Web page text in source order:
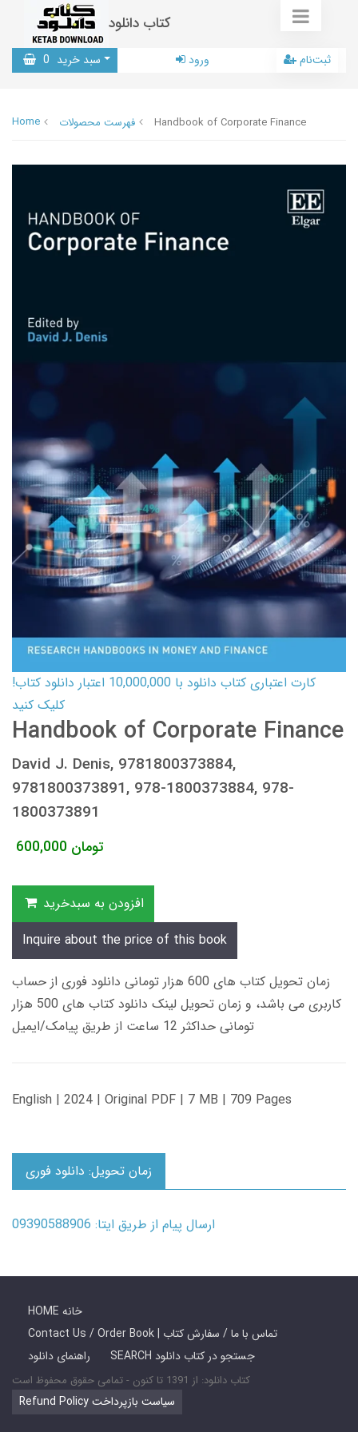
کتاب دانلود
سبد خرید 0 ورود ثبت‌نام
Home فهرست محصولات Handbook of Corporate Finance
کارت اعتباری کتاب دانلود با 10,000,000 اعتبار دانلود کتاب!
کلیک کنید
Handbook of Corporate Finance
David J. Denis, 9781800373884,
9781800373891, 978-1800373884, 978-
1800373891
600,000 تومان
افزودن به سبدخرید
Inquire about the price of this book
زمان تحویل کتاب های 600 هزار تومانی دانلود فوری از حساب
کاربری می باشد، و زمان تحویل لینک دانلود کتاب های 500 هزار
تومانی حداکثر 12 ساعت از طریق پیامک/ایمیل
English | 2024 | Original PDF | 7 MB | 709 Pages
زمان تحویل: دانلود فوری
ارسال پیام از طریق ایتا: 09390588906
HOME خانه
Contact Us / Order Book | تماس با ما / سفارش کتاب
راهنمای دانلود
SEARCH جستجو در کتاب دانلود
کتاب دانلود: از 1391 تا کنون - تمامی حقوق محفوظ است
Refund Policy سیاست بازپرداخت